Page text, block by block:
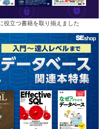
役立つ書籍を取り揃えました